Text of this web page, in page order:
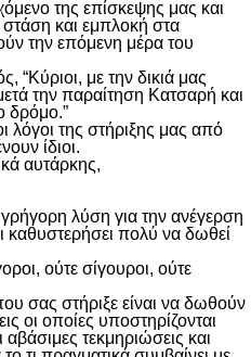
της επίσκεψης μας και
στάση και εμπλοκή στα
την επόμενη μέρα του
με την δικιά μας
την παραίτηση Κατσαρή και
δρόμο.”
λόγοι της στήριξης μας από
ίδιοι.
αυτάρκης,
λύση για την ανέγερση
καθυστερήσει πολύ να δωθεί
ούτε σίγουροι, ούτε
σας στήριξε είναι να δωθούν
οι οποίες υποστηρίζονται
τεκμηριώσεις και